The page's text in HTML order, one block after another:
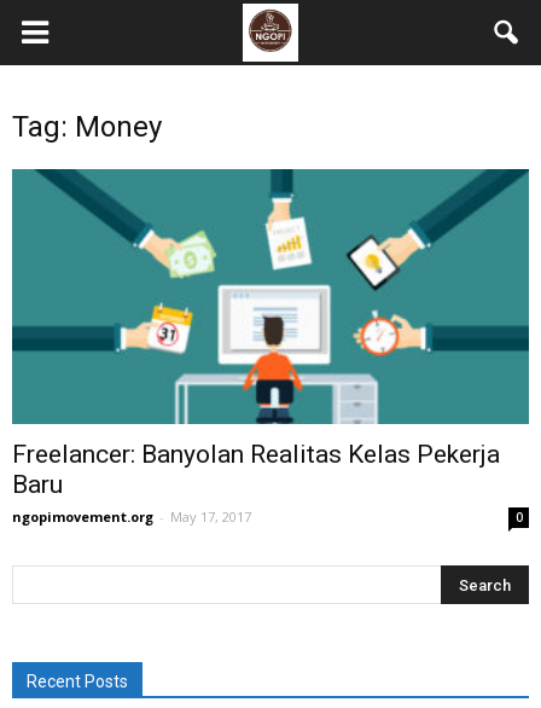
Tag: Money
Freelancer: Banyolan Realitas Kelas Pekerja
Baru
ngopimovement.org - May 17, 2017 0
Recent Posts